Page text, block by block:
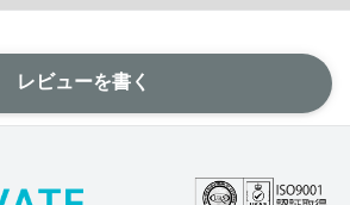
レビューを書く